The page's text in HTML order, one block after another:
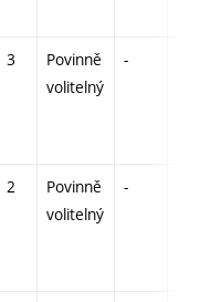
3
Povinně
volitelný
-
2
Povinně
volitelný
-